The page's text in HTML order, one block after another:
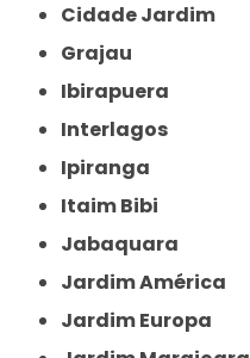
Cidade Jardim
Grajau
Ibirapuera
Interlagos
Ipiranga
Itaim Bibi
Jabaquara
Jardim América
Jardim Europa